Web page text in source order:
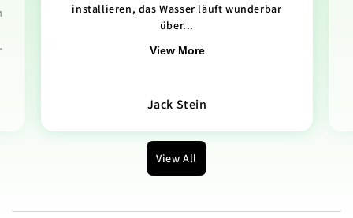
installieren, das Wasser läuft wunderbar
über...
View More
Jack Stein
View All